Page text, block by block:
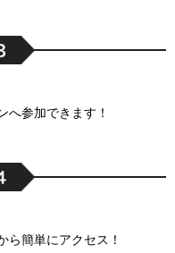
へ参加できます！
ら簡単にアクセス！